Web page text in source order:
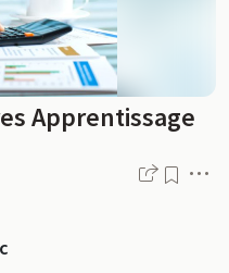
Apprentissage